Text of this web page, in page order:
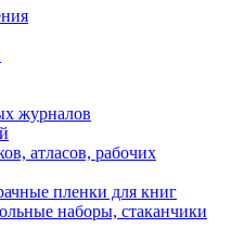
журналов
атласов, рабочих
пленки для книг
наборы, стаканчики